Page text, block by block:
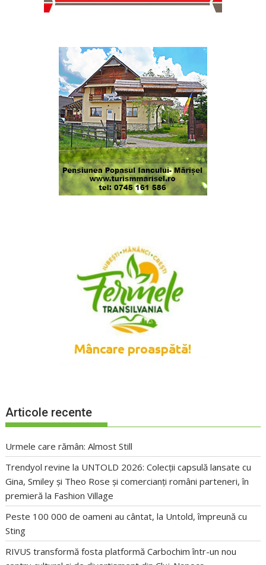
Articole recente
Urmele care rămân: Almost Still
Trendyol revine la UNTOLD 2026: Colecții capsulă lansate cu
Gina, Smiley și Theo Rose și comercianți români parteneri, în
premieră la Fashion Village
Peste 100 000 de oameni au cântat, la Untold, împreună cu
Sting
RIVUS transformă fosta platformă Carbochim într-un nou